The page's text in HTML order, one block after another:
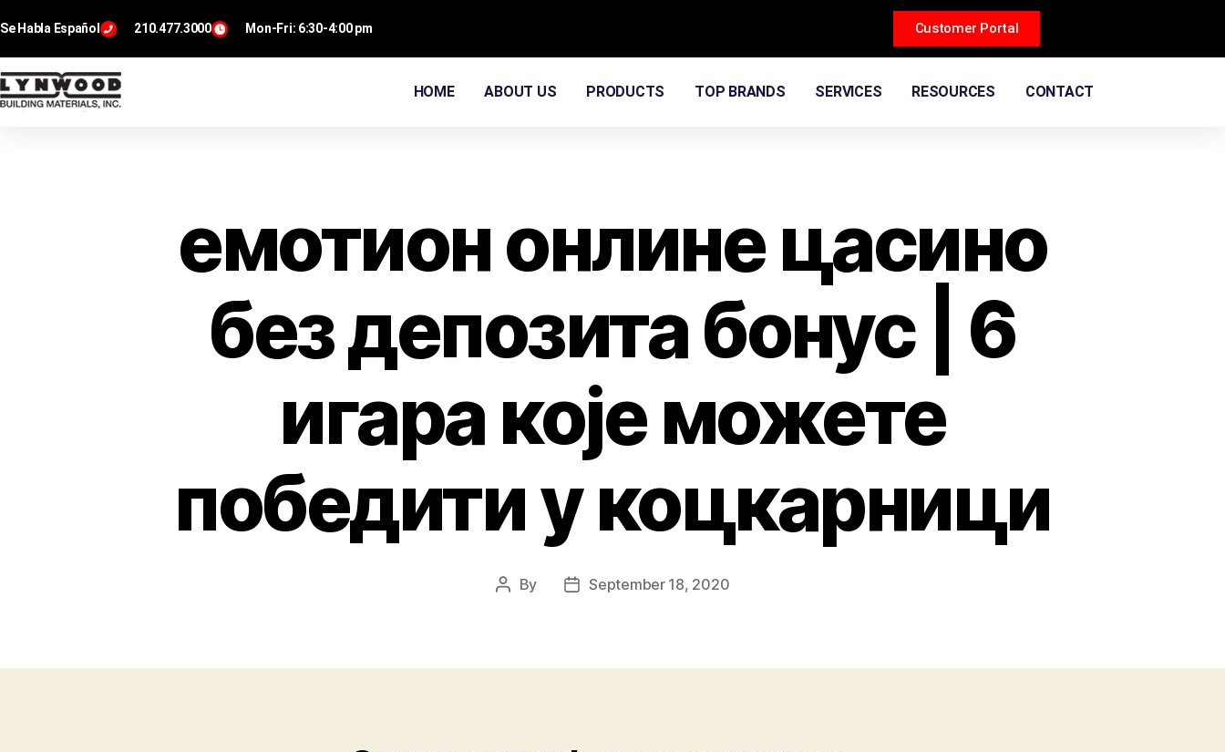
Se Habla Español 210.477.3000 Mon-Fri: 6:30-4:00 pm Customer Portal
HOME ABOUT US PRODUCTS TOP BRANDS SERVICES RESOURCES CONTACT
емотион онлине цасино
без депозита бонус | 6
игара које можете
победити у коцкарници
By September 18, 2020